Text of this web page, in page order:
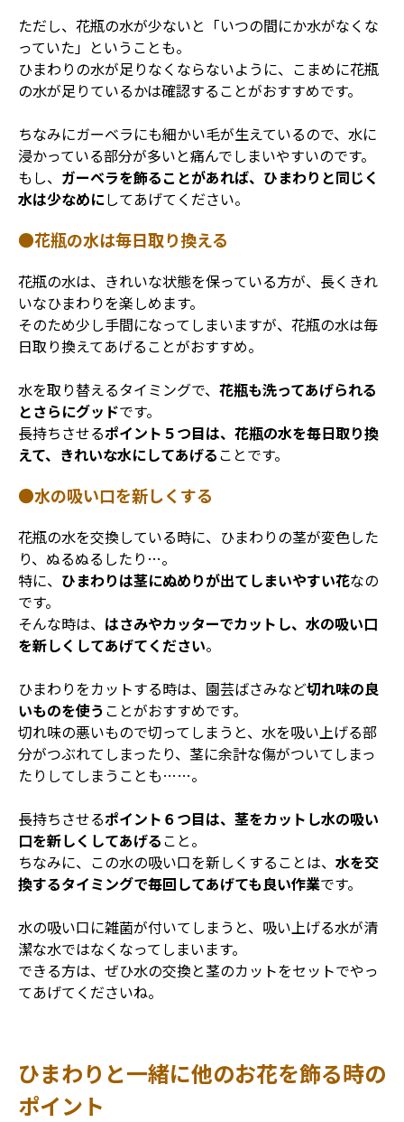
ただし、花瓶の水が少ないと「いつの間にか水がなくな
っていた」ということも。
ひまわりの水が足りなくならないように、こまめに花瓶
の水が足りているかは確認することがおすすめです。
ちなみにガーベラにも細かい毛が生えているので、水に
浸かっている部分が多いと痛んでしまいやすいのです。
もし、 ガーベラを飾ることがあれば、ひまわりと同じく
水は少なめにしてあげてください。
●花瓶の水は毎日取り換える
花瓶の水は、きれいな状態を保っている方が、長くきれ
いなひまわりを楽しめます。
そのため少し手間になってしまいますが、花瓶の水は毎
日取り換えてあげることがおすすめ。
水を取り替えるタイミングで、 花瓶も洗ってあげられる
とさらにグッドです。
長持ちさせるポイント５つ目は、花瓶の水を毎日取り換
えて、きれいな水にしてあげることです。
●水の吸い口を新しくする
花瓶の水を交換している時に、ひまわりの茎が変色した
り、ぬるぬるしたり…。
特に、 ひまわりは茎にぬめりが出てしまいやすい花なの
です。
そんな時は、 はさみやカッターでカットし、水の吸い口
を新しくしてあげてください。
ひまわりをカットする時は、園芸ばさみなど切れ味の良
いものを使うことがおすすめです。
切れ味の悪いもので切ってしまうと、水を吸い上げる部
分がつぶれてしまったり、茎に余計な傷がついてしまっ
たりしてしまうことも……。
長持ちさせるポイント６つ目は、茎をカットし水の吸い
口を新しくしてあげること。
ちなみに、この水の吸い口を新しくすることは、 水を交
換するタイミングで毎回してあげても良い作業です。
水の吸い口に雑菌が付いてしまうと、吸い上げる水が清
潔な水ではなくなってしまいます。
できる方は、ぜひ水の交換と茎のカットをセットでやっ
てあげてくださいね。
ひまわりと一緒に他のお花を飾る時の
ポイント